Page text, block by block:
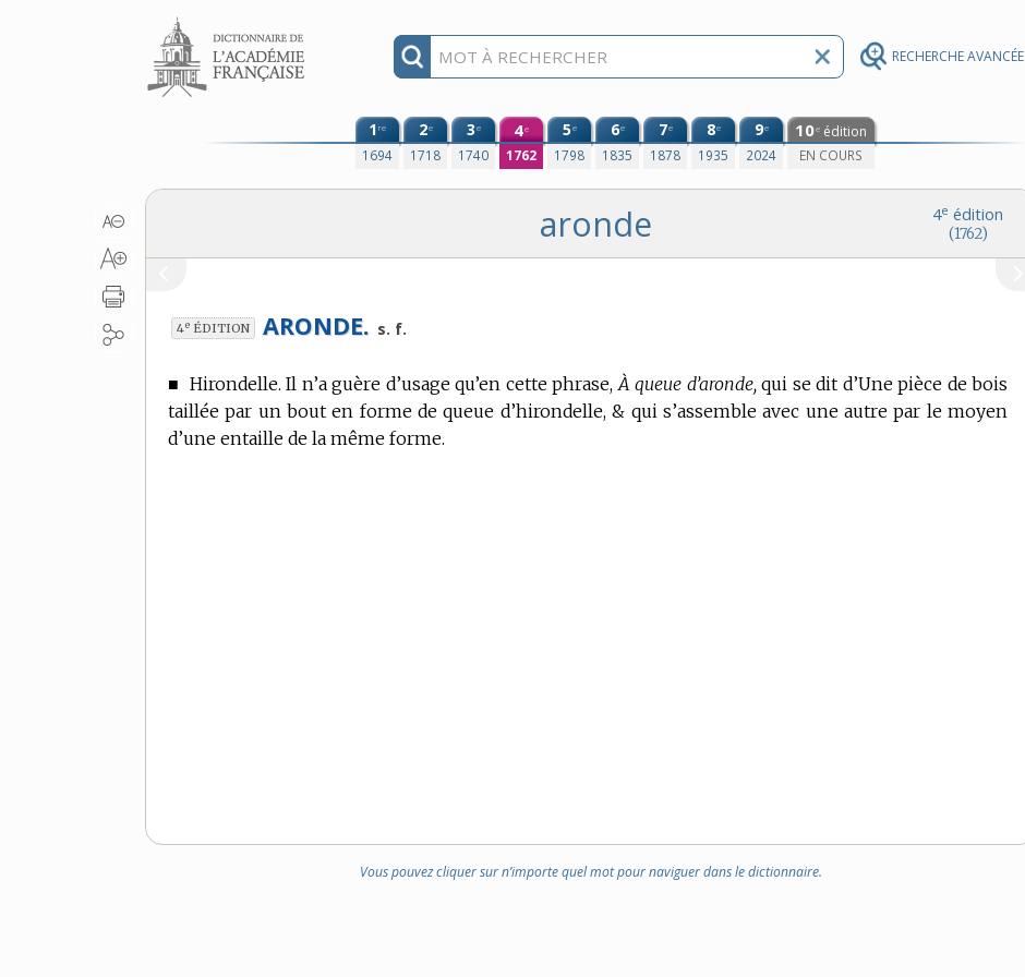
RECHERCHE AVANCÉE
Aller au contenu
1re
1694
2e
1718
3e
1740
4e
1762
5e
1798
6e
1835
7e
1878
8e
1935
9e
2024
10e édition
EN COURS
4e édition
(1762)
aronde
4e ÉDITION ARONDE. s. f.
■ Hirondelle. Il n’a guère d’usage qu’en cette phrase, À queue d’aronde, qui se dit d’Une pièce de bois
taillée par un bout en forme de queue d’hirondelle, & qui s’assemble avec une autre par le moyen
d’une entaille de la même forme.
Vous pouvez cliquer sur n’importe quel mot pour naviguer dans le dictionnaire.